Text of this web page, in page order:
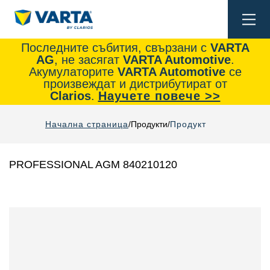
Последните събития, свързани с VARTA
AG, не засягат VARTA Automotive.
Акумулаторите VARTA Automotiveсе
произвеждат и дистрибутират от
Clarios. Научете повече >>
Начална страница Продукти Продукт
PROFESSIONAL AGM 840210120